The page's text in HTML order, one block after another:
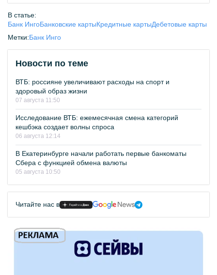
В статье:
Банк ИнгоБанковские картыКредитные картыДебетовые карты
Метки:Банк Инго
Новости по теме
ВТБ: россияне увеличивают расходы на спорт и
здоровый образ жизни
07 августа 11:50
Исследование ВТБ: ежемесячная смена категорий
кешбэка создает волны спроса
06 августа 12:14
В Екатеринбурге начали работать первые банкоматы
Сбера с функцией обмена валюты
05 августа 10:50
Читайте нас в